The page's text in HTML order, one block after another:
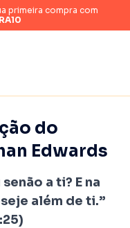
primeira compra com
do
Edwards
a ti? E na
além de ti.”